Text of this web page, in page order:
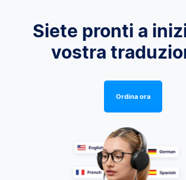
Siete pronti a
vostra
Ordina ora